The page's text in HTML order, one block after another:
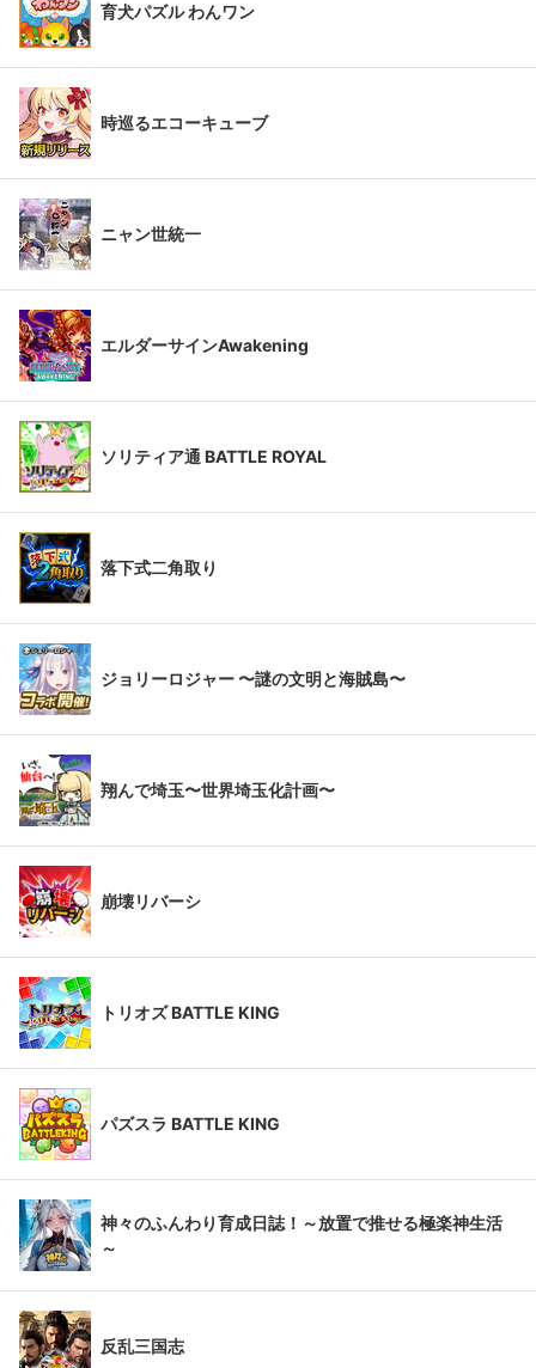
育犬パズル わんワン
時巡るエコーキューブ
ニャン世統一
エルダーサインAwakening
ソリティア通 BATTLE ROYAL
落下式二角取り
ジョリーロジャー 〜謎の文明と海賊島〜
翔んで埼玉〜世界埼玉化計画〜
崩壊リバーシ
トリオズ BATTLE KING
パズスラ BATTLE KING
神々のふんわり育成日誌！～放置で推せる極楽神生活
～
反乱三国志